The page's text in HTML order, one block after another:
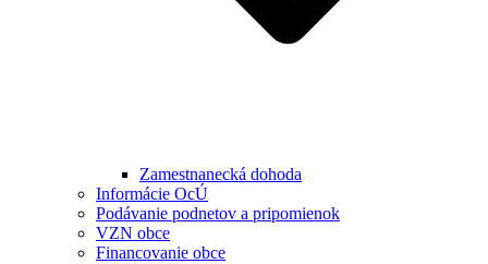
Zamestnanecká dohoda
Informácie OcÚ
Podávanie podnetov a pripomienok
VZN obce
Financovanie obce